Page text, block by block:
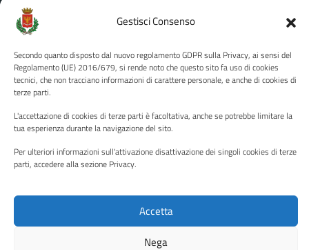
Gestisci Consenso
Secondo quanto disposto dal nuovo regolamento GDPR sulla Privacy, ai sensi del
Regolamento (UE) 2016/679, si rende noto che questo sito fa uso di cookies
tecnici, che non tracciano informazioni di carattere personale, e anche di cookies di
terze parti.
L'accettazione di cookies di terze parti è facoltativa, anche se potrebbe limitare la
tua esperienza durante la navigazione del sito.
Per ulteriori informazioni sull'attivazione disattivazione dei singoli cookies di terze
parti, accedere alla sezione Privacy.
Accetta
Nega
Albo pretorio
Informativa privacy
Note legali
Dichiarazione di accessibilità
Piano di miglioramento del sito
SEGUICI SU
Mappa del sito